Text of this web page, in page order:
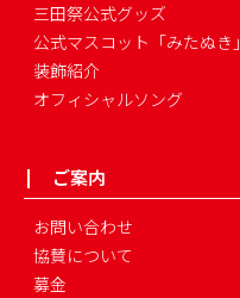
三田祭公式グッズ
公式マスコット「みたぬき」
装飾紹介
オフィシャルソング
ご案内
お問い合わせ
協賛について
募金